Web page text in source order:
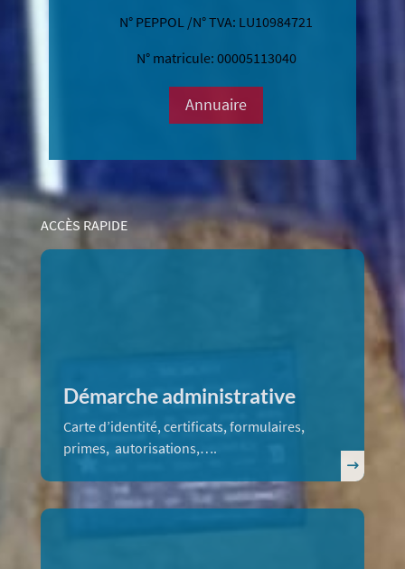
N° PEPPOL /N° TVA: LU10984721
N° matricule: 00005113040
Annuaire
ACCÈS RAPIDE
Démarche administrative
Carte d’identité, certificats, formulaires,
primes, autorisations,….